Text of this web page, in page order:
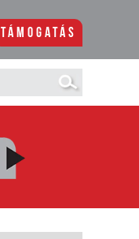
Támogatás